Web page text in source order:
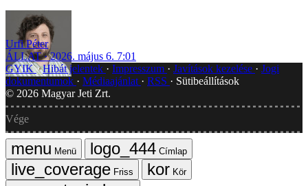
Urfi Péter
ÁLLAT
2026. május 6. 7:01
GYIK Hibát jelentek Impresszum Javítások kezelése
Jogi
dokumentumok
Médiaajánlat RSS
Sütibeállítások
© 2026 Magyar Jeti Zrt.
Vége
Menü
Címlap
Friss
Kör